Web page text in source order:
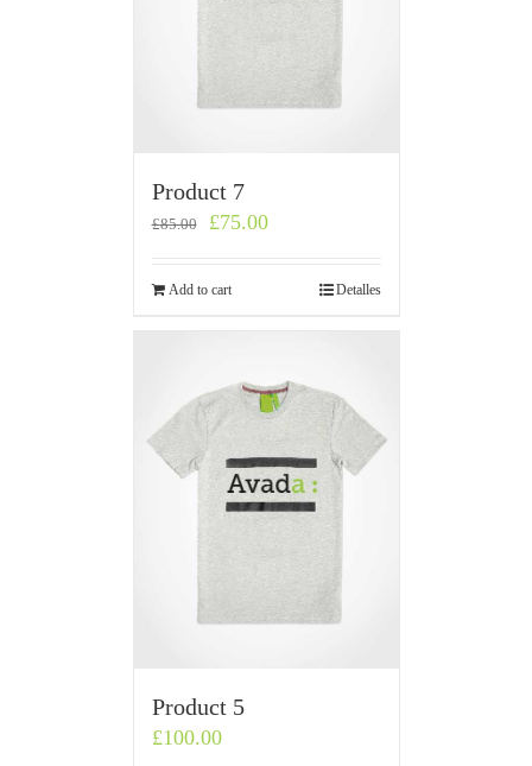
Product 7
£85.00 £75.00
Add to cart Detalles
Product 5
£100.00